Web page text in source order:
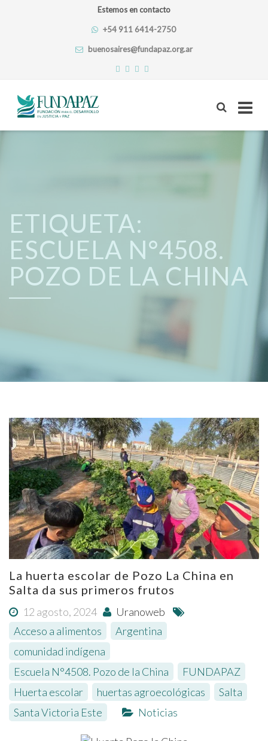
Estemos en contacto
+54 911 6414-2750
buenosaires@fundapaz.org.ar
Skip
ETIQUETA:
ESCUELA N°4508.
POZO DE LA CHINA
La huerta escolar de Pozo La China en
Salta da sus primeros frutos
12 agosto, 2024
Uranoweb
Acceso a alimentos
Argentina
comunidad indígena
Escuela N°4508. Pozo de la China
FUNDAPAZ
Huerta escolar
huertas agroecológicas Salta
Santa Victoria Este
Noticias